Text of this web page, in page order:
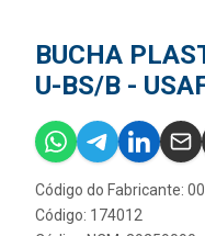
BUCHA
U-BS/B -
Código do Fabricante:
Código: 174012